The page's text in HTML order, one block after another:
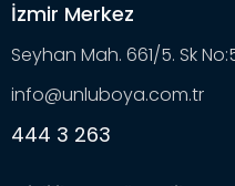
İzmir Merkez
Seyhan Mah. 661/5. Sk
info@unluboya.com.tr
444 3 263